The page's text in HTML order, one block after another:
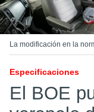
La modificación en la
Especificaciones
El BOE